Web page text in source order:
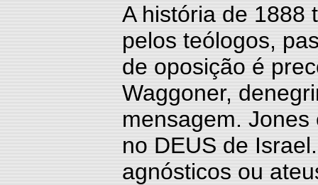
A história de 1888
pelos teólogos,
de oposição é
Waggoner,
mensagem.
no DEUS de
agnósticos ou